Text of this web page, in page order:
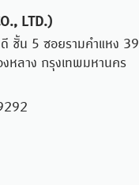
LTD.)
ชั้น 5 ซอยรามคำแหง 39
หลาง กรุงเทพมหานคร